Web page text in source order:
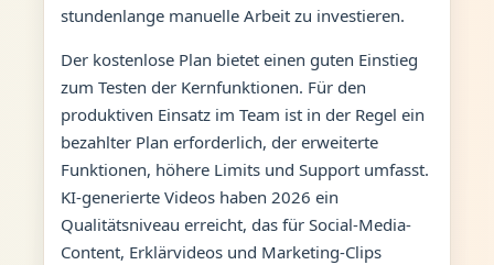
stundenlange manuelle Arbeit zu investieren.
Der kostenlose Plan bietet einen guten Einstieg
zum Testen der Kernfunktionen. Für den
produktiven Einsatz im Team ist in der Regel ein
bezahlter Plan erforderlich, der erweiterte
Funktionen, höhere Limits und Support umfasst.
KI-generierte Videos haben 2026 ein
Qualitätsniveau erreicht, das für Social-Media-
Content, Erklärvideos und Marketing-Clips